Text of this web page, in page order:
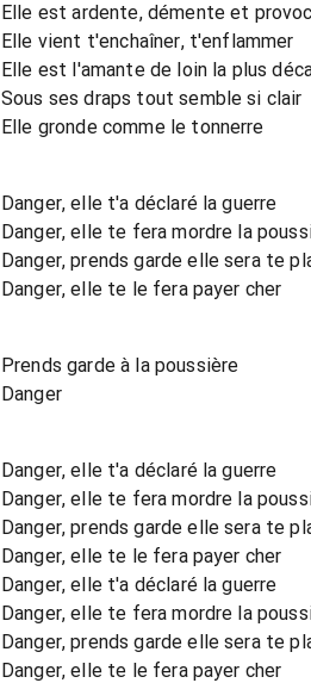
Elle est ardente, démente et
Elle vient t'enchaîner, t'enflammer
Elle est l'amante de loin la plus
Sous ses draps tout semble si clair
Elle gronde comme le tonnerre
Danger, elle t'a déclaré la guerre
Danger, elle te fera mordre la
Danger, prends garde elle sera te
Danger, elle te le fera payer cher
Prends garde à la poussière
Danger
Danger, elle t'a déclaré la guerre
Danger, elle te fera mordre la
Danger, prends garde elle sera te
Danger, elle te le fera payer cher
Danger, elle t'a déclaré la guerre
Danger, elle te fera mordre la
Danger, prends garde elle sera te
Danger, elle te le fera payer cher